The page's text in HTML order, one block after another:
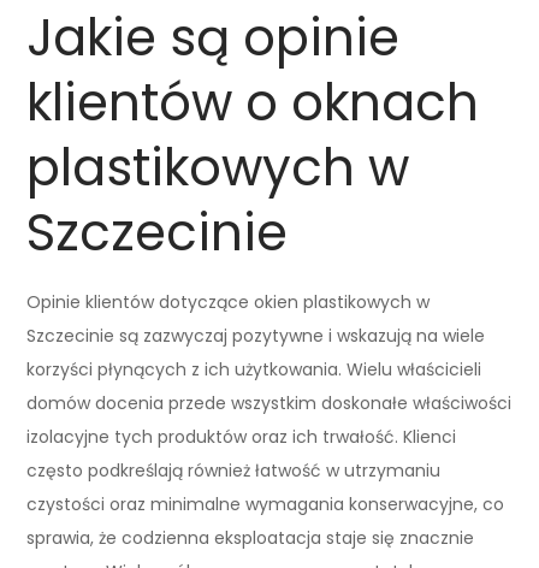
Jakie są opinie
klientów o oknach
plastikowych w
Szczecinie
Opinie klientów dotyczące okien plastikowych w
Szczecinie są zazwyczaj pozytywne i wskazują na wiele
korzyści płynących z ich użytkowania. Wielu właścicieli
domów docenia przede wszystkim doskonałe właściwości
izolacyjne tych produktów oraz ich trwałość. Klienci
często podkreślają również łatwość w utrzymaniu
czystości oraz minimalne wymagania konserwacyjne, co
sprawia, że codzienna eksploatacja staje się znacznie